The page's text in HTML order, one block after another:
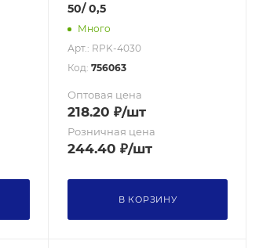
50/ 0,5
Много
Арт.: RPK-4030
Код:756063
Оптовая цена
218.20 ₽/шт
Розничная цена
244.40 ₽/шт
В КОРЗИНУ